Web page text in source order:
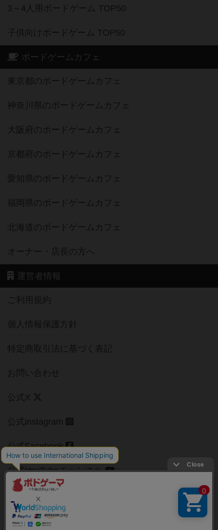
3～4人用ボードゲーム TOP50
子供向けボードゲーム TOP50
ボードゲームカフェ
東京都のボードゲームカフェ
神奈川県のボードゲームカフェ
大阪府のボードゲームカフェ
京都府のボードゲームカフェ
愛知県のボードゲームカフェ
福岡県のボードゲームカフェ
北海道のボードゲームカフェ
オーナー・店長の方へ
運営者情報
ご利用規約
個人情報保護方針
特定商取引法に基づく表記
お問い合わせ
公式X
公式instagram
公式Facebook
公式YouTubeチャンネル